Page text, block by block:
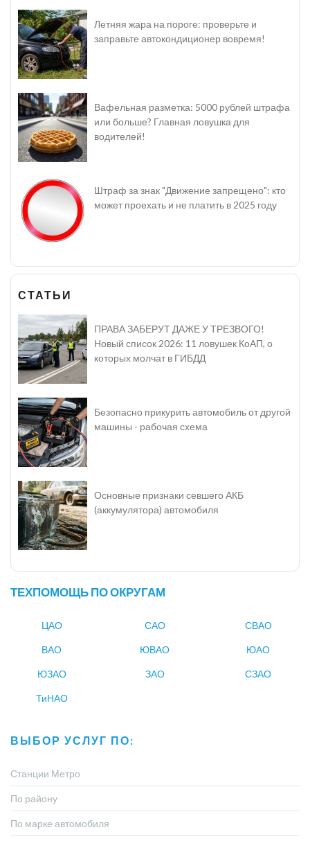
Летняя жара на пороге: проверьте и
заправьте автокондиционер вовремя!
Вафельная разметка: 5000 рублей штрафа
или больше? Главная ловушка для
водителей!
Штраф за знак "Движение запрещено": кто
может проехать и не платить в 2025 году
СТАТЬИ
ПРАВА ЗАБЕРУТ ДАЖЕ У ТРЕЗВОГО!
Новый список 2026: 11 ловушек КоАП, о
которых молчат в ГИБДД
Безопасно прикурить автомобиль от другой
машины - рабочая схема
Основные признаки севшего АКБ
(аккумулятора) автомобиля
ТЕХПОМОЩЬ ПО ОКРУГАМ
ЦАО САО СВАО
ВАО ЮВАО ЮАО
ЮЗАО ЗАО СЗАО
ТиНАО
ВЫБОР УСЛУГ ПО:
Станции Метро
По району
По марке автомобиля